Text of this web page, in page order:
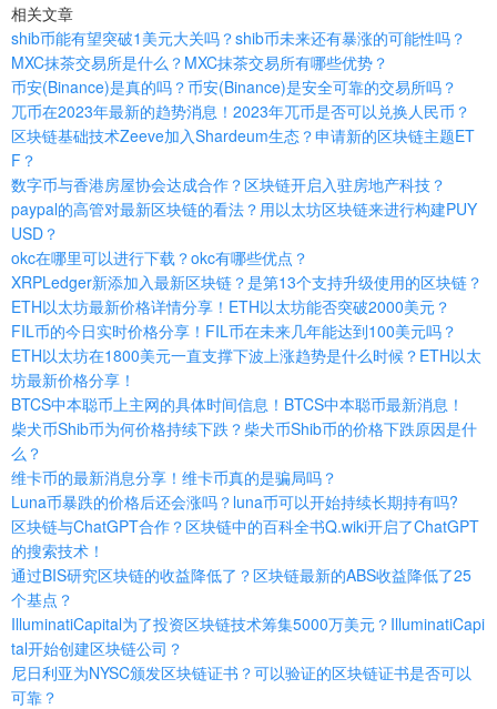
相关文章
shib币能有望突破1美元大关吗？shib币未来还有暴涨的可能性吗？
MXC抹茶交易所是什么？MXC抹茶交易所有哪些优势？
币安(Binance)是真的吗？币安(Binance)是安全可靠的交易所吗？
兀币在2023年最新的趋势消息！2023年兀币是否可以兑换人民币？
区块链基础技术Zeeve加入Shardeum生态？申请新的区块链主题ET
F？
数字币与香港房屋协会达成合作？区块链开启入驻房地产科技？
paypal的高管对最新区块链的看法？用以太坊区块链来进行构建PUY
USD？
okc在哪里可以进行下载？okc有哪些优点？
XRPLedger新添加入最新区块链？是第13个支持升级使用的区块链？
ETH以太坊最新价格详情分享！ETH以太坊能否突破2000美元？
FIL币的今日实时价格分享！FIL币在未来几年能达到100美元吗？
ETH以太坊在1800美元一直支撑下波上涨趋势是什么时候？ETH以太
坊最新价格分享！
BTCS中本聪币上主网的具体时间信息！BTCS中本聪币最新消息！
柴犬币Shib币为何价格持续下跌？柴犬币Shib币的价格下跌原因是什
么？
维卡币的最新消息分享！维卡币真的是骗局吗？
Luna币暴跌的价格后还会涨吗？luna币可以开始持续长期持有吗?
区块链与ChatGPT合作？区块链中的百科全书Q.wiki开启了ChatGPT
的搜索技术！
通过BIS研究区块链的收益降低了？区块链最新的ABS收益降低了25
个基点？
IlluminatiCapital为了投资区块链技术筹集5000万美元？IlluminatiCapi
tal开始创建区块链公司？
尼日利亚为NYSC颁发区块链证书？可以验证的区块链证书是否可以
可靠？